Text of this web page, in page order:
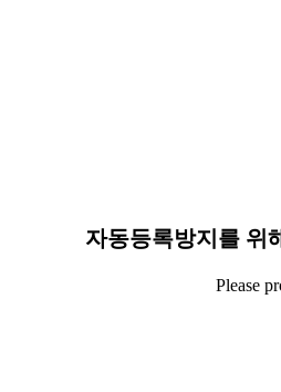
자동등록방지를 위
Please